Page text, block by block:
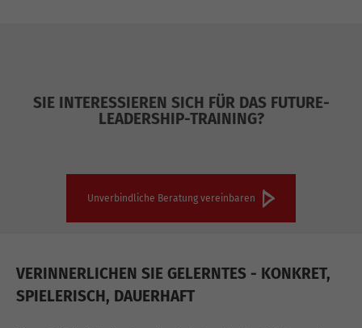
SIE INTERESSIEREN SICH FÜR DAS FUTURE-
LEADERSHIP-TRAINING?
Unverbindliche Beratung vereinbaren
VERINNERLICHEN SIE GELERNTES - KONKRET,
SPIELERISCH, DAUERHAFT